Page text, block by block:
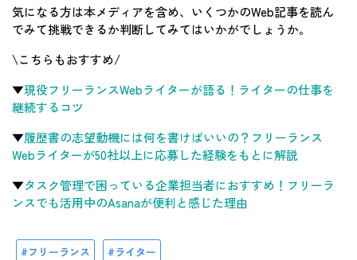
気になる方は本メディアを含め、いくつかのWeb記事を読ん
でみて挑戦できるか判断してみてはいかがでしょうか。
\こちらもおすすめ/
▼現役フリーランスWebライターが語る！ライターの仕事を
継続するコツ
▼履歴書の志望動機には何を書けばいいの？フリーランス
Webライターが50社以上に応募した経験をもとに解説
▼タスク管理で困っている企業担当者におすすめ！フリーラ
ンスでも活用中のAsanaが便利と感じた理由
フリーランス ライター